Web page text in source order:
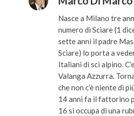
Nasce a Milano tre
numero di Sciare (1
sette anni il padre
Sciare) lo porta a
Italiani di sci alpino.
Valanga Azzurra.
che non c’è niente di
14 anni fa il fattorino
16 si occupa di una